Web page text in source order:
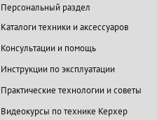
Персональный раздел
Каталоги техники и аксессуаров
Консультации и помощь
Инструкции по эксплуатации
Практические технологии и советы
Видеокурсы по технике Керхер